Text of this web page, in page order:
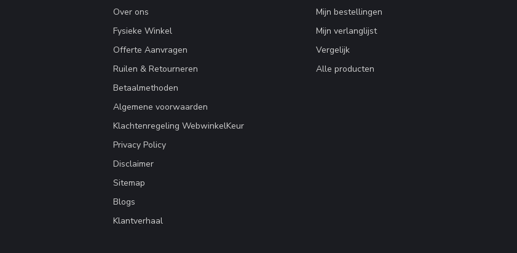
Over ons
Fysieke Winkel
Offerte Aanvragen
Ruilen & Retourneren
Betaalmethoden
Algemene voorwaarden
Klachtenregeling WebwinkelKeur
Privacy Policy
Disclaimer
Sitemap
Blogs
Klantverhaal
Mijn bestellingen
Mijn verlanglijst
Vergelijk
Alle producten